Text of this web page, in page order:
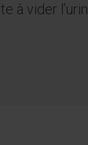
à vider